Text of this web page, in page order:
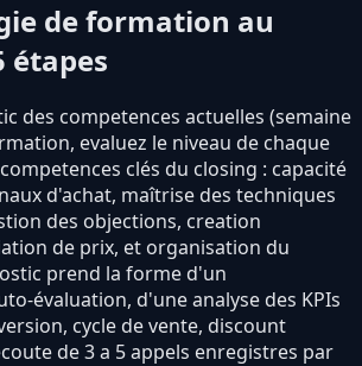
de formation au
étapes
des competences actuelles (semaine
evaluez le niveau de chaque
clés du closing : capacité
d'achat, maîtrise des techniques
des objections, creation
de prix, et organisation du
prend la forme d'un
évaluation, d'une analyse des KPIs
cycle de vente, discount
de 3 a 5 appels enregistres par